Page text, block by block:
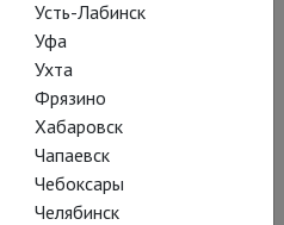
по пьесе А. Островского,
Л. Андреева, «Три
и «Три толстяка. Эпизод 2.
произведений Ю. Олеши.
Усть-Лабинск
Уфа
Ухта
Фрязино
Хабаровск
Чапаевск
Чебоксары
Челябинск